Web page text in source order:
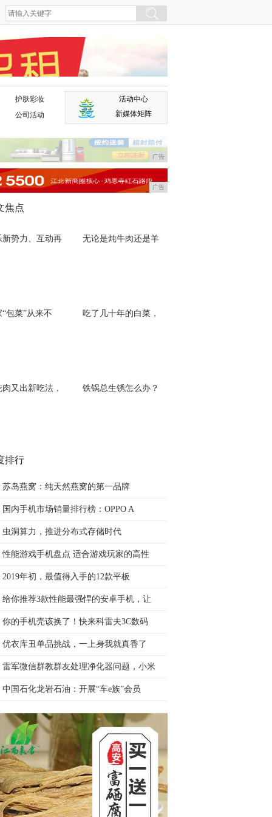
护肤彩妆
公司活动
活动中心
新媒体矩阵
广告
广告
焦点
新势力、互动再 无论是炖牛肉还是羊
“包菜”从来不 吃了几十年的白菜，
肉又出新吃法， 铁锅总生锈怎么办？
排行
苏岛燕窝：纯天然燕窝的第一品牌
国内手机市场销量排行榜：OPPO A
虫洞算力，推进分布式存储时代
性能游戏手机盘点 适合游戏玩家的高性
2019年初，最值得入手的12款平板
给你推荐3款性能最强悍的安卓手机，让
你的手机壳该换了！快来科雷夫3C数码
优衣库丑单品挑战，一上身我就真香了
雷军微信群教群友处理净化器问题，小米
中国石化龙岩石油：开展“车e族”会员